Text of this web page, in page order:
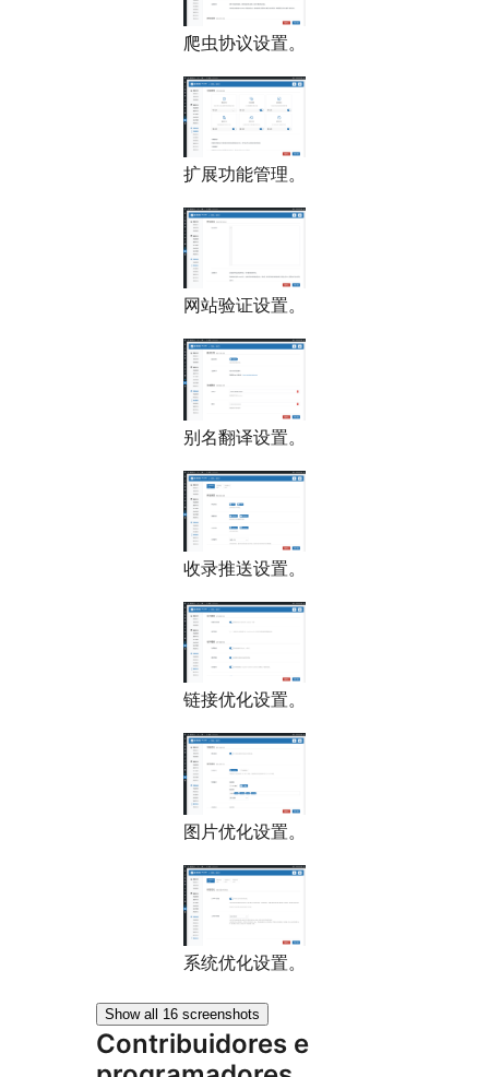
爬虫协议设置。
扩展功能管理。
网站验证设置。
别名翻译设置。
收录推送设置。
链接优化设置。
图片优化设置。
系统优化设置。
Show all 16 screenshots
Contribuidores e